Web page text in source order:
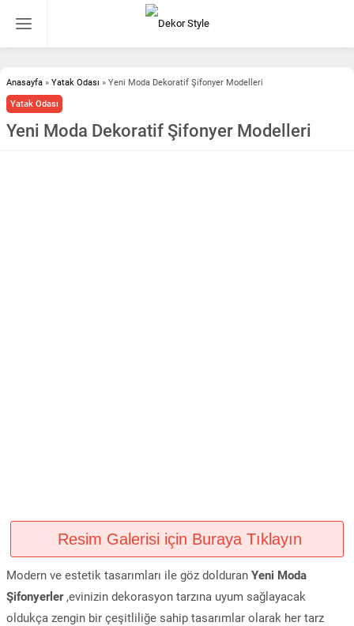
Anasayfa » Yatak Odası » Yeni Moda Dekoratif Şifonyer Modelleri
Yatak Odası
Yeni Moda Dekoratif Şifonyer Modelleri
Resim Galerisi için Buraya Tıklayın
Modern ve estetik tasarımları ile göz dolduran Yeni Moda
Şifonyerler,evinizin dekorasyon tarzına uyum sağlayacak
oldukça zengin bir çeşitliliğe sahip tasarımlar olarak her tarz